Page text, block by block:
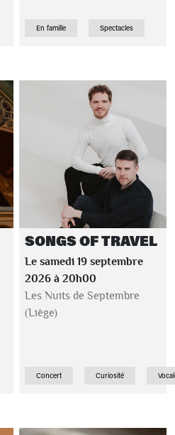
En famille Spectacles
SONGS OF TRAVEL
Le samedi 19 septembre
2026 à 20h00
Les Nuits de Septembre
(Liège)
Concert Curiosité